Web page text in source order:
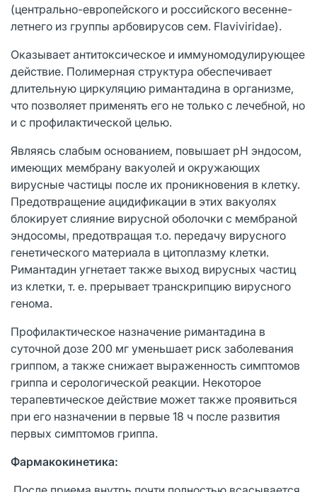
(центрально-европейского и российского весенне-
летнего из группы арбовирусов сем. Flaviviridae).
Оказывает антитоксическое и иммуномодулирующее
действие. Полимерная структура обеспечивает
длительную циркуляцию римантадина в организме,
что позволяет применять его не только с лечебной, но
и с профилактической целью.
Являясь слабым основанием, повышает pH эндосом,
имеющих мембрану вакуолей и окружающих
вирусные частицы после их проникновения в клетку.
Предотвращение ацидификации в этих вакуолях
блокирует слияние вирусной оболочки с мембраной
эндосомы, предотвращая т.о. передачу вирусного
генетического материала в цитоплазму клетки.
Римантадин угнетает также выход вирусных частиц
из клетки, т. е. прерывает транскрипцию вирусного
генома.
Профилактическое назначение римантадина в
суточной дозе 200 мг уменьшает риск заболевания
гриппом, а также снижает выраженность симптомов
гриппа и серологической реакции. Некоторое
терапевтическое действие может также проявиться
при его назначении в первые 18 ч после развития
первых симптомов гриппа.
Фармакокинетика: